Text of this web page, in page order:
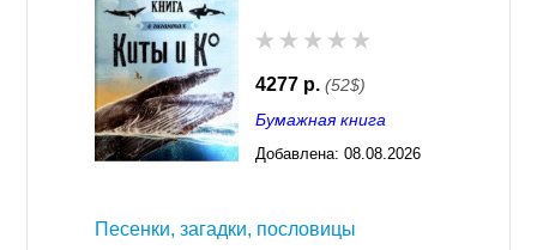
4277 р. (52$)
Бумажная книга
Добавлена: 08.08.2026
Песенки, загадки, пословицы